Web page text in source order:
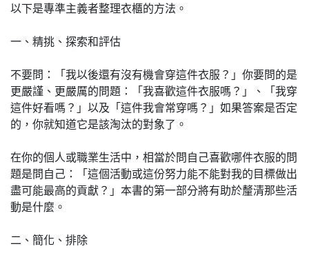
以下是專準主義者整理衣櫃的方法。
一、精挑、探索和評估
不要問：「我以後還有沒有機會穿這件衣服？」你要問的是
更嚴謹、更嚴厲的問題：「我喜歡這件衣服嗎？」、「我穿
這件好看嗎？」以及「這件我會常穿嗎？」如果答案是否定
的，你就知道它是該淘汰的對象了。
在你的個人或職業生活中，相當於問自己喜歡哪件衣服的問
題是問自己：「這個活動或這份努力能不能對我的目標做出
盡可能最高的貢獻？」本書的第一部分將有助於釐清那些活
動是什麼。
二、簡化、排除